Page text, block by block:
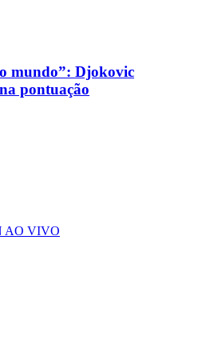
mundo”: Djokovic
pontuação
AO VIVO